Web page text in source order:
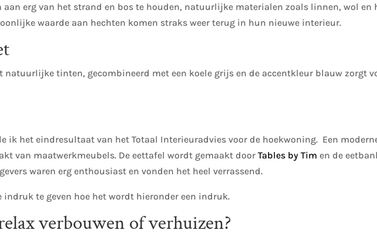
aan erg van het strand en bos te houden, natuurlijke materialen zoals linnen, wol en
waarde aan hechten komen straks weer terug in hun nieuwe interieur.
natuurlijke tinten, gecombineerd met een koele grijs en de accentkleur blauw zorgt
ik het eindresultaat van het Totaal Interieuradvies voor de hoekwoning. Een
van maatwerkmeubels. De eettafel wordt gemaakt doorTables by Tim en de
waren erg enthousiast en vonden het heel verrassend.
indruk te geven hoe het wordt hieronder een indruk.
verbouwen of verhuizen?